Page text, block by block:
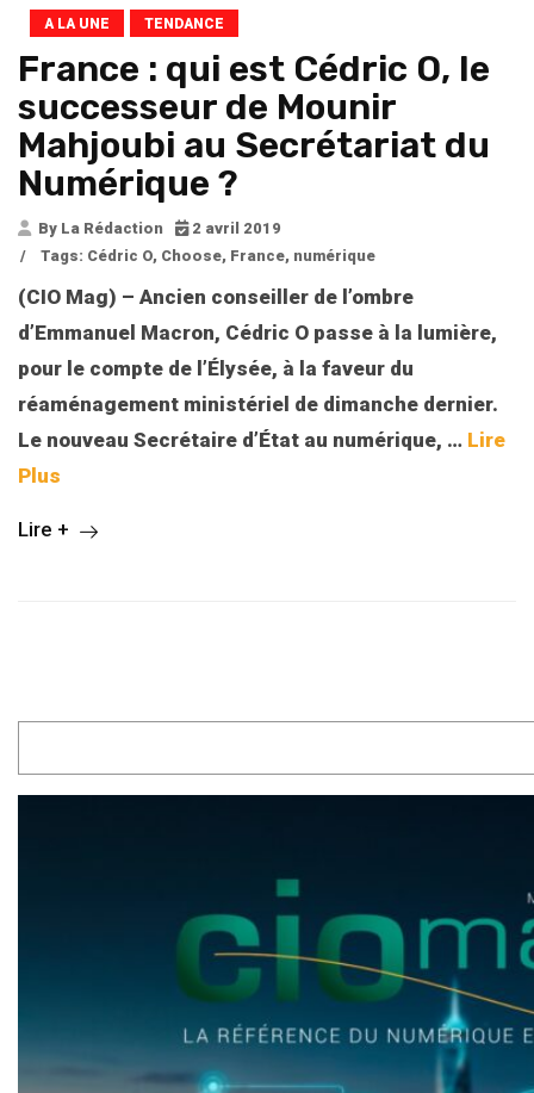
A LA UNE TENDANCE
France : qui est Cédric O, le
successeur de Mounir
Mahjoubi au Secrétariat du
Numérique ?
By La Rédaction
2 avril 2019
/
Tags: Cédric O, Choose, France, numérique
(CIO Mag) – Ancien conseiller de l’ombre
d’Emmanuel Macron, Cédric O passe à la lumière,
pour le compte de l’Élysée, à la faveur du
réaménagement ministériel de dimanche dernier.
Le nouveau Secrétaire d’État au numérique, … Lire
Plus
Lire +